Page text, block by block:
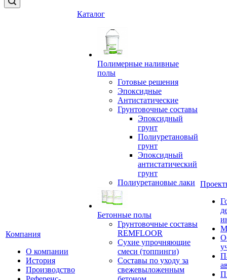
Компания
О компании
История
Производство
Каталог
Полимерные наливные
полы
Готовые решения
Эпоксидные
Антистатические
Грунтовочные составы
Эпоксидный
грунт
Полиуретановый
грунт
Эпоксидный
антистатический
грунт
Полиуретановые лаки
Бетонные полы
Грунтовочные составы
REMFLOOR
Сухие упрочняющие
смеси (топпинги)
Составы по уходу за
свежевыложенным